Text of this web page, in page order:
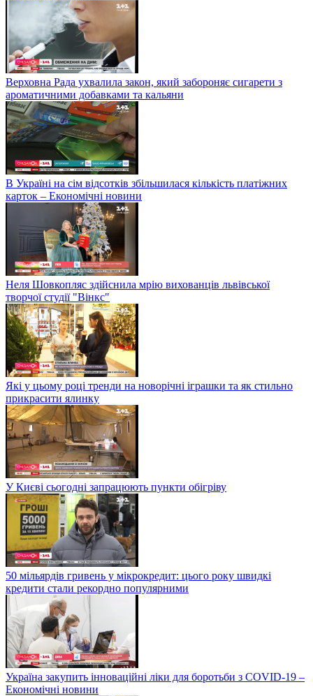
Верховна Рада ухвалила закон, який забороняє сигарети з
ароматичними добавками та кальяни
В Україні на сім відсотків збільшилася кількість платіжних
карток – Економічні новини
Неля Шовкопляс здійснила мрію вихованців львівської
творчої студії "Вінкс"
Які у цьому році тренди на новорічні іграшки та як стильно
прикрасити ялинку
У Києві сьогодні запрацюють пункти обігріву
50 мільярдів гривень у мікрокредит: цього року швидкі
кредити стали рекордно популярними
Україна закупить інноваційні ліки для боротьби з COVID-19 –
Економічні новини